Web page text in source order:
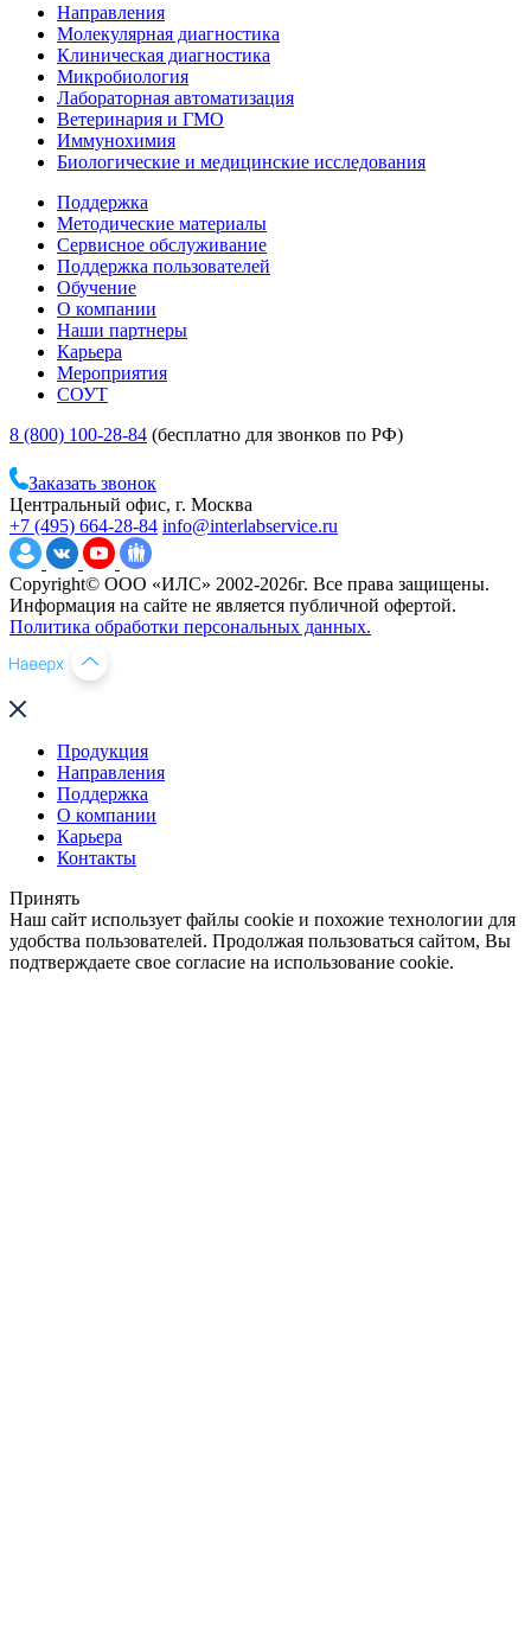
Направления
Молекулярная диагностика
Клиническая диагностика
Микробиология
Лабораторная автоматизация
Ветеринария и ГМО
Иммунохимия
Биологические и медицинские исследования
Поддержка
Методические материалы
Сервисное обслуживание
Поддержка пользователей
Обучение
О компании
Наши партнеры
Карьера
Мероприятия
СОУТ
8 (800) 100-28-84 (бесплатно для звонков по РФ)
Заказать звонок
Центральный офис, г. Москва
+7 (495) 664-28-84 info@interlabservice.ru
Copyright© ООО «ИЛС» 2002-2026г. Все права защищены.
Информация на сайте не является публичной офертой.
Политика обработки персональных данных.
Продукция
Направления
Поддержка
О компании
Карьера
Контакты
Принять
Наш сайт использует файлы cookie и похожие технологии для
удобства пользователей. Продолжая пользоваться сайтом, Вы
подтверждаете свое согласие на использование cookie.